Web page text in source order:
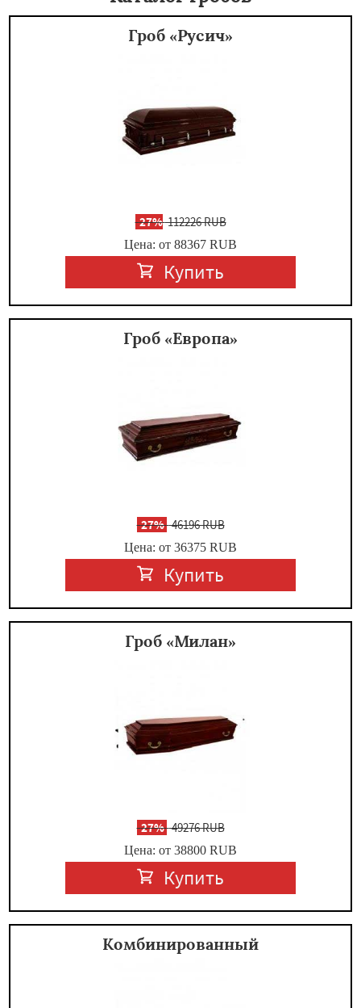
Гроб «Русич»
-27%112226 RUB
Цена: от 88367 RUB
Купить
Гроб «Европа»
-27%46196 RUB
Цена: от 36375 RUB
Купить
Гроб «Милан»
-27%49276 RUB
Цена: от 38800 RUB
Купить
Комбинированный